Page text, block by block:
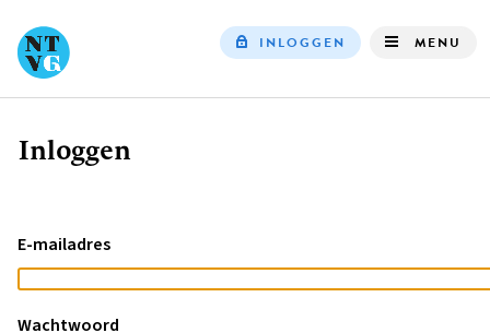
INLOGGEN MENU
Kruimelpad
Inloggen
E-mailadres
Wachtwoord